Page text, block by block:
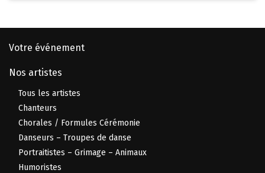
Votre événement
Nos artistes
Tous les artistes
Chanteurs
Chorales / Formules Cérémonie
Danseurs – Troupes de danse
Portraitistes – Grimage – Animaux
Humoristes